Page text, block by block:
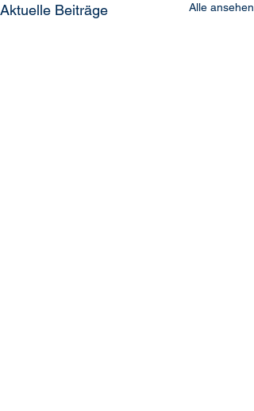
Aktuelle Beiträge Alle ansehen